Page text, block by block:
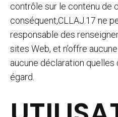
contrôle sur le contenu de
conséquent,CLLAJ.17 ne
responsable des
sites Web, et n’offre
aucune déclaration quelles
égard.